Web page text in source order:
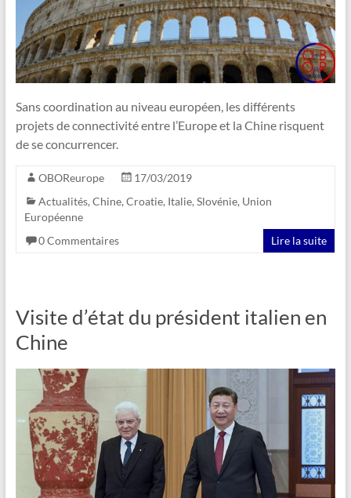
Sans coordination au niveau européen, les différents
projets de connectivité entre l’Europe et la Chine risquent
de se concurrencer.
OBOReurope
17/03/2019
Actualités, Chine, Croatie, Italie, Slovénie, Union
Européenne
0 Commentaires
Lire la suite
Visite d’état du président italien en
Chine